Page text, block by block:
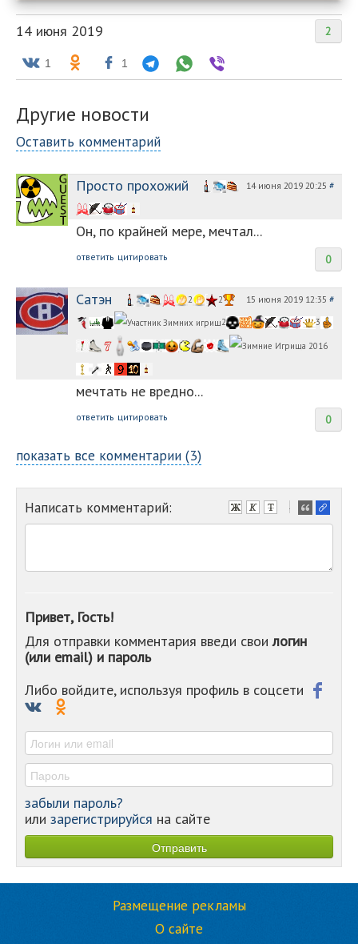
2
14 июня 2019
1 1
Другие новости
Оставить комментарий
Просто прохожий 14 июня 2019 20:25 #
Он, по крайней мере, мечтал...
0
ответить цитировать
Сатэн 15 июня 2019 12:35 #
2
2
2
3
мечтать не вредно...
0
ответить цитировать
показать все комментарии (3)
Написать комментарий:
-
-
-
-
-
Привет, Гость!
Для отправки комментария введи своилогин
(или email) и пароль
Либо войдите, используя профиль в соцсети
забыли пароль?
или зарегистрируйся на сайте
Размещение рекламы
О сайте